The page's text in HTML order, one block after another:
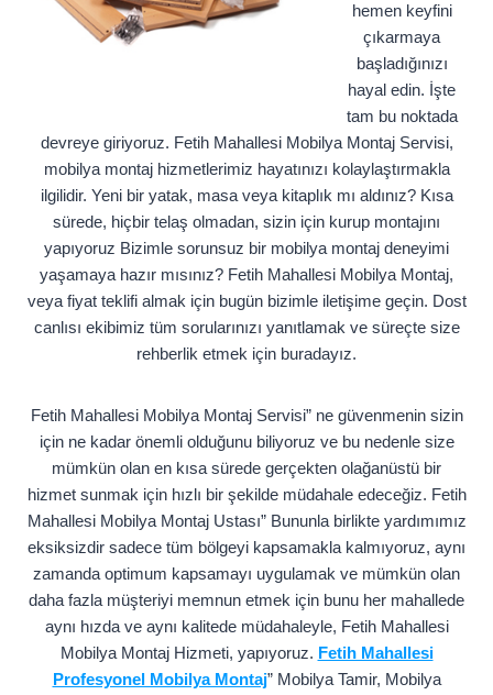
hemen keyfini
çıkarmaya
başladığınızı
hayal edin. İşte
tam bu noktada
devreye giriyoruz. Fetih Mahallesi Mobilya Montaj Servisi,
mobilya montaj hizmetlerimiz hayatınızı kolaylaştırmakla
ilgilidir. Yeni bir yatak, masa veya kitaplık mı aldınız? Kısa
sürede, hiçbir telaş olmadan, sizin için kurup montajını
yapıyoruz Bizimle sorunsuz bir mobilya montaj deneyimi
yaşamaya hazır mısınız? Fetih Mahallesi Mobilya Montaj,
veya fiyat teklifi almak için bugün bizimle iletişime geçin. Dost
canlısı ekibimiz tüm sorularınızı yanıtlamak ve süreçte size
rehberlik etmek için buradayız.
Fetih Mahallesi Mobilya Montaj Servisi” ne güvenmenin sizin
için ne kadar önemli olduğunu biliyoruz ve bu nedenle size
mümkün olan en kısa sürede gerçekten olağanüstü bir
hizmet sunmak için hızlı bir şekilde müdahale edeceğiz. Fetih
Mahallesi Mobilya Montaj Ustası” Bununla birlikte yardımımız
eksiksizdir sadece tüm bölgeyi kapsamakla kalmıyoruz, aynı
zamanda optimum kapsamayı uygulamak ve mümkün olan
daha fazla müşteriyi memnun etmek için bunu her mahallede
aynı hızda ve aynı kalitede müdahaleyle, Fetih Mahallesi
Mobilya Montaj Hizmeti, yapıyoruz. Fetih Mahallesi
Profesyonel Mobilya Montaj” Mobilya Tamir, Mobilya